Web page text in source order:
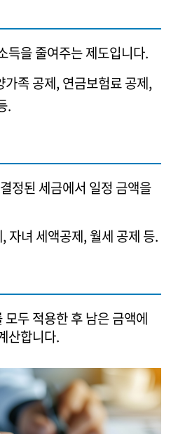
득을 줄여주는 제도입니다.
가족 공제, 연금보험료 공제,
.
정된 세금에서 일정 금액을
자녀 세액공제, 월세 공제 등.
두 적용한 후 남은 금액에
산합니다.